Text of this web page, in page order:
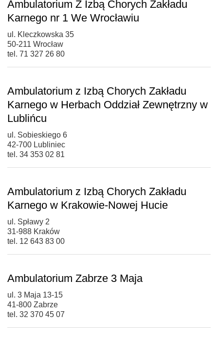
Ambulatorium Z Izbą Chorych Zakładu
Karnego nr 1 We Wrocławiu
ul. Kleczkowska 35
50-211 Wrocław
tel. 71 327 26 80
Ambulatorium z Izbą Chorych Zakładu
Karnego w Herbach Oddział Zewnętrzny w
Lublińcu
ul. Sobieskiego 6
42-700 Lubliniec
tel. 34 353 02 81
Ambulatorium z Izbą Chorych Zakładu
Karnego w Krakowie-Nowej Hucie
ul. Spławy 2
31-988 Kraków
tel. 12 643 83 00
Ambulatorium Zabrze 3 Maja
ul. 3 Maja 13-15
41-800 Zabrze
tel. 32 370 45 07